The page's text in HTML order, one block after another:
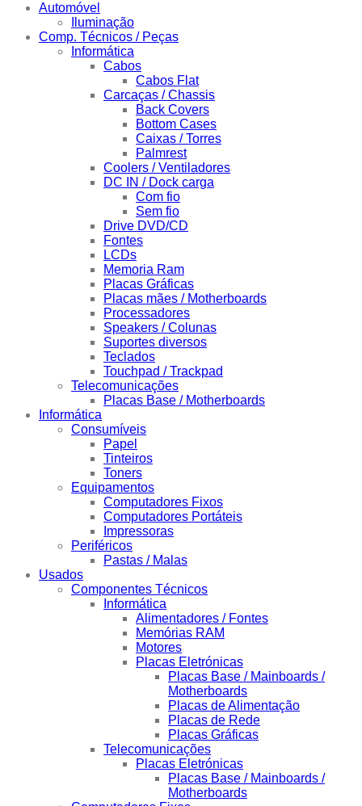
Automóvel
Iluminação
Comp. Técnicos / Peças
Informática
Cabos
Cabos Flat
Carcaças / Chassis
Back Covers
Bottom Cases
Caixas / Torres
Palmrest
Coolers / Ventiladores
DC IN / Dock carga
Com fio
Sem fio
Drive DVD/CD
Fontes
LCDs
Memoria Ram
Placas Gráficas
Placas mães / Motherboards
Processadores
Speakers / Colunas
Suportes diversos
Teclados
Touchpad / Trackpad
Telecomunicações
Placas Base / Motherboards
Informática
Consumíveis
Papel
Tinteiros
Toners
Equipamentos
Computadores Fixos
Computadores Portáteis
Impressoras
Periféricos
Pastas / Malas
Usados
Componentes Técnicos
Informática
Alimentadores / Fontes
Memórias RAM
Motores
Placas Eletrónicas
Placas Base / Mainboards /
Motherboards
Placas de Alimentação
Placas de Rede
Placas Gráficas
Telecomunicações
Placas Eletrónicas
Placas Base / Mainboards /
Motherboards